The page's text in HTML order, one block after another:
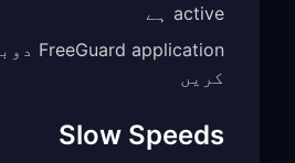
active ہے
کریں
Slow Speeds